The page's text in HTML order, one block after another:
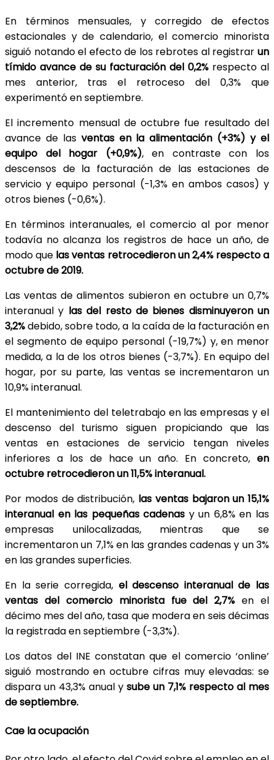
En términos mensuales, y corregido de efectos
estacionales y de calendario, el comercio minorista
siguió notando el efecto de los rebrotes al registrar un
tímido avance de su facturación del 0,2% respecto al
mes anterior, tras el retroceso del 0,3% que
experimentó en septiembre.
El incremento mensual de octubre fue resultado del
avance de las ventas en la alimentación (+3%) y el
equipo del hogar (+0,9%), en contraste con los
descensos de la facturación de las estaciones de
servicio y equipo personal (-1,3% en ambos casos) y
otros bienes (-0,6%).
En términos interanuales, el comercio al por menor
todavía no alcanza los registros de hace un año, de
modo que las ventas retrocedieron un 2,4% respecto a
octubre de 2019.
Las ventas de alimentos subieron en octubre un 0,7%
interanual y las del resto de bienes disminuyeron un
3,2%debido, sobre todo, a la caída de la facturación en
el segmento de equipo personal (-19,7%) y, en menor
medida, a la de los otros bienes (-3,7%). En equipo del
hogar, por su parte, las ventas se incrementaron un
10,9% interanual.
El mantenimiento del teletrabajo en las empresas y el
descenso del turismo siguen propiciando que las
ventas en estaciones de servicio tengan niveles
inferiores a los de hace un año. En concreto, en
octubre retrocedieron un 11,5% interanual.
Por modos de distribución, las ventas bajaron un 15,1%
interanual en las pequeñas cadenas y un 6,8% en las
empresas unilocalizadas, mientras que se
incrementaron un 7,1% en las grandes cadenas y un 3%
en las grandes superficies.
En la serie corregida,el descenso interanual de las
ventas del comercio minorista fue del 2,7% en el
décimo mes del año, tasa que modera en seis décimas
la registrada en septiembre (-3,3%).
Los datos del INE constatan que el comercio ‘online’
siguió mostrando en octubre cifras muy elevadas: se
dispara un 43,3% anual y sube un 7,1% respecto al mes
de septiembre.
Cae la ocupación